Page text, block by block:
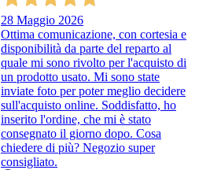
28 Maggio 2026
Ottima comunicazione, con cortesia e
disponibilità da parte del reparto al
quale mi sono rivolto per l'acquisto di
un prodotto usato. Mi sono state
inviate foto per poter meglio decidere
sull'acquisto online. Soddisfatto, ho
inserito l'ordine, che mi è stato
consegnato il giorno dopo. Cosa
chiedere di più? Negozio super
consigliato.